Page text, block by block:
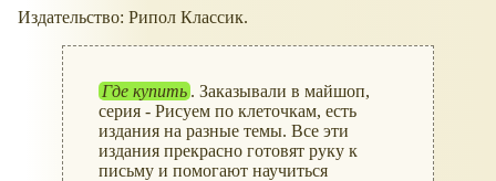
Издательство: Рипол Классик.
Где купить . Заказывали в майшоп,
серия - Рисуем по клеточкам, есть
издания на разные темы. Все эти
издания прекрасно готовят руку к
письму и помогают научиться